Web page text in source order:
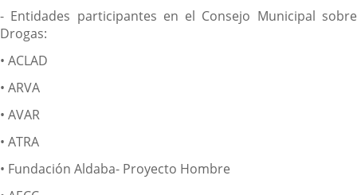
- Entidades participantes en el Consejo Municipal sobre
Drogas:
• ACLAD
• ARVA
• AVAR
• ATRA
• Fundación Aldaba- Proyecto Hombre